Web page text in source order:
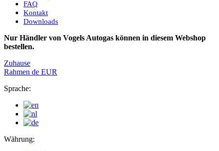
FAQ
Kontakt
Downloads
Nur Händler von Vogels Autogas können in diesem Webshop
bestellen.
Zuhause
Rahmen de EUR
Sprache:
Währung: